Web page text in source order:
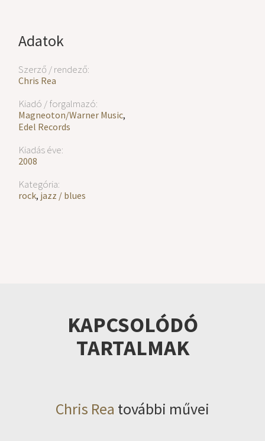
Adatok
Szerző / rendező:
Chris Rea
Kiadó / forgalmazó:
Magneoton/Warner Music,
Edel Records
Kiadás éve:
2008
Kategória:
rock, jazz / blues
KAPCSOLÓDÓ
TARTALMAK
Chris Rea további művei